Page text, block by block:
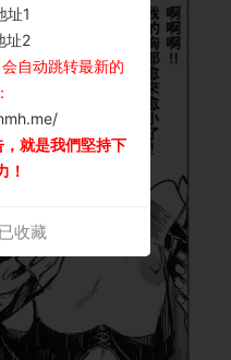
址1
址2
自动跳转最新的
就是我們堅持下
！
收藏